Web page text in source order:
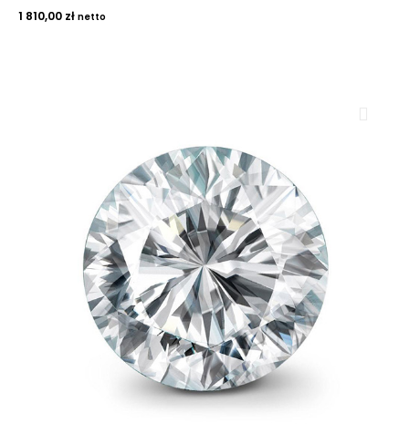
1 810,00 zł netto
ROYAL DIAMONDS
Diamenty | Biżuteria | Kamienie dla jubilerów
SALON SPRZEDAŻY